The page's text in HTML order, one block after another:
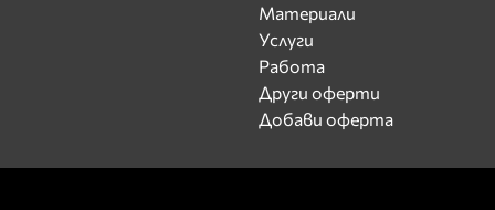
Материали
Услуги
Работа
Други оферти
Добави оферта